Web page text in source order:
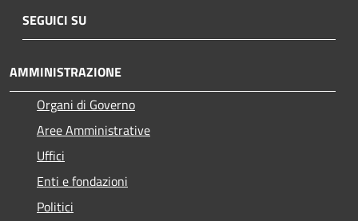
SEGUICI SU
AMMINISTRAZIONE
Organi di Governo
Aree Amministrative
Uffici
Enti e fondazioni
Politici